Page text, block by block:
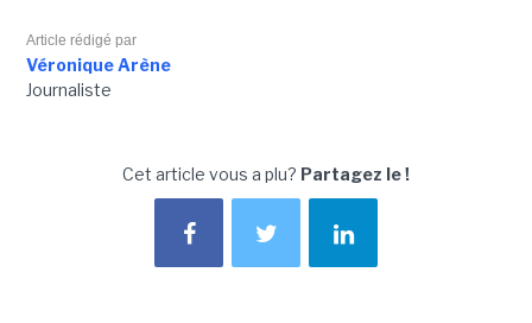
Article rédigé par
Véronique Arène
Journaliste
Cet article vous a plu? Partagez le !